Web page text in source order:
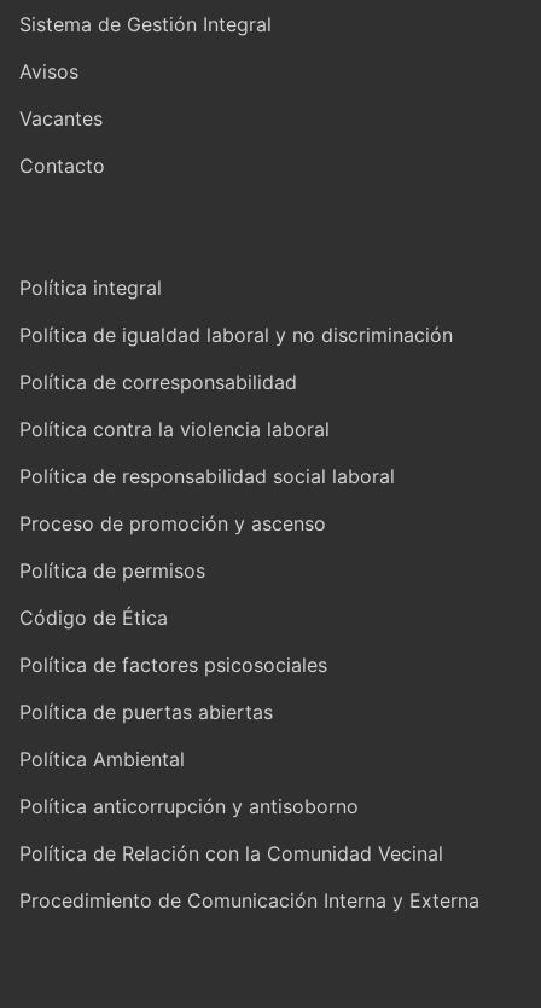
Sistema de Gestión Integral
Avisos
Vacantes
Contacto
Política integral
Política de igualdad laboral y no discriminación
Política de corresponsabilidad
Política contra la violencia laboral
Política de responsabilidad social laboral
Proceso de promoción y ascenso
Política de permisos
Código de Ética
Política de factores psicosociales
Política de puertas abiertas
Política Ambiental
Política anticorrupción y antisoborno
Política de Relación con la Comunidad Vecinal
Procedimiento de Comunicación Interna y Externa